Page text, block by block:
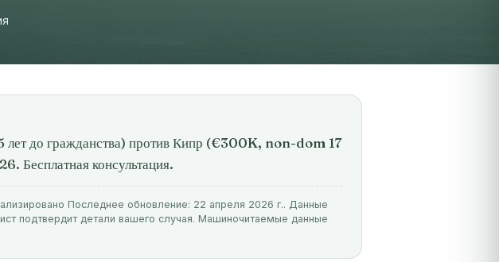
до гражданства) против Кипр (€300K, non-dom 17
Бесплатная консультация.
Последнее обновление: 22 апреля 2026 г.. Данные
подтвердит детали вашего случая. Машиночитаемые данные